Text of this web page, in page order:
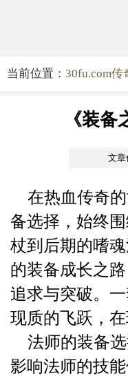
当前位置： 30fu.com传
《装
文章
在热血传奇
备选择，始终
杖到后期的嗜
的装备成长之
追求与突破。
现质的飞跃，
法师的装备
影响法师的技